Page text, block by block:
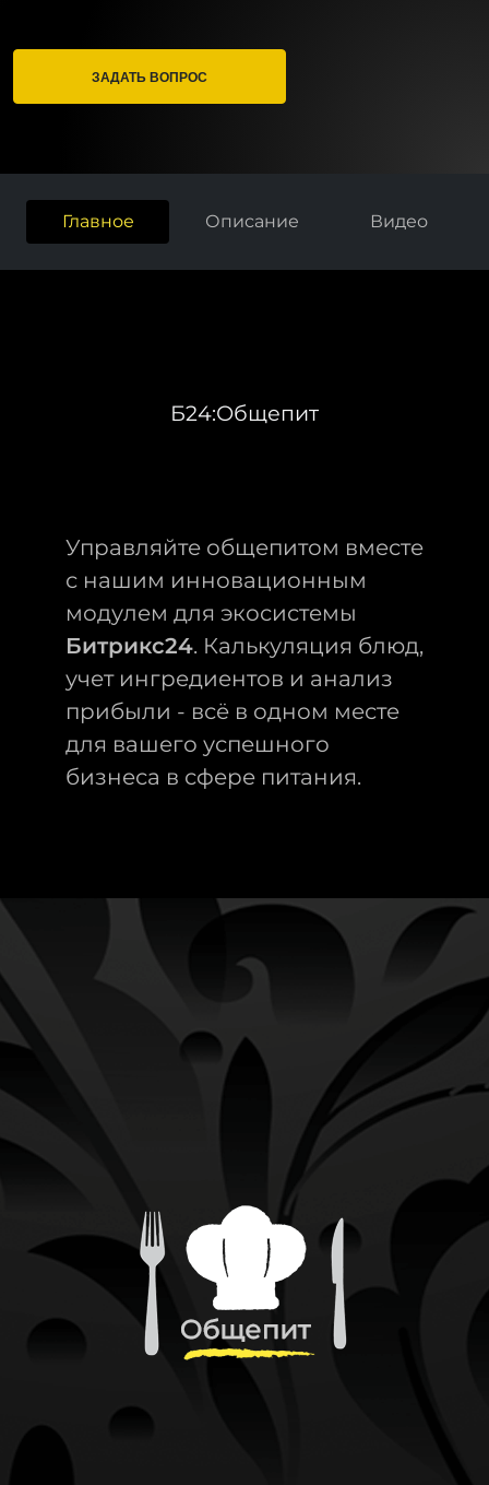
ЗАДАТЬ ВОПРОС
Главное Описание Видео
Б24:Общепит
Управляйте общепитом вместе
с нашим инновационным
модулем для экосистемы
Битрикс24. Калькуляция блюд,
учет ингредиентов и анализ
прибыли - всё в одном месте
для вашего успешного
бизнеса в сфере питания.